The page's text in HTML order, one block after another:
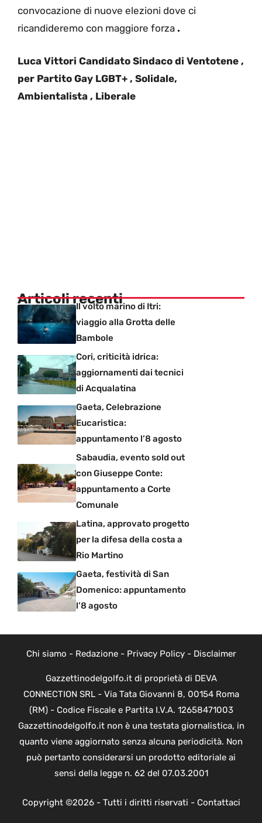
convocazione di nuove elezioni dove ci
ricandideremo con maggiore forza .
Luca Vittori Candidato Sindaco di Ventotene ,
per Partito Gay LGBT+ , Solidale,
Ambientalista , Liberale
Articoli recenti
Il volto marino di Itri:
viaggio alla Grotta delle
Bambole
Cori, criticità idrica:
aggiornamenti dai tecnici
di Acqualatina
Gaeta, Celebrazione
Eucaristica:
appuntamento l’8 agosto
Sabaudia, evento sold out
con Giuseppe Conte:
appuntamento a Corte
Comunale
Latina, approvato progetto
per la difesa della costa a
Rio Martino
Gaeta, festività di San
Domenico: appuntamento
l’8 agosto
Chi siamo - Redazione- Privacy Policy- Disclaimer
Gazzettinodelgolfo.it di proprietà di DEVA
CONNECTION SRL - Via Tata Giovanni 8, 00154 Roma
(RM) - Codice Fiscale e Partita I.V.A. 12658471003
Gazzettinodelgolfo.it non è una testata giornalistica, in
quanto viene aggiornato senza alcuna periodicità. Non
può pertanto considerarsi un prodotto editoriale ai
sensi della legge n. 62 del 07.03.2001
Copyright ©2026 - Tutti i diritti riservati - Contattaci